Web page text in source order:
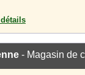
- Magasin de